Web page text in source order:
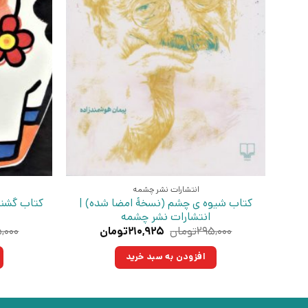
انتشارات نشر چشمه
کتاب شیوه ی چشم (نسخهٔ امضا شده) |
انتشارات نشر چشمه
۲۹۵,۰۰۰تومان قیمت
۲۹۵,۰۰۰تومان
بود.
۲۱۰,۹۲۵تومان
افزودن به سبد خرید
کتاب